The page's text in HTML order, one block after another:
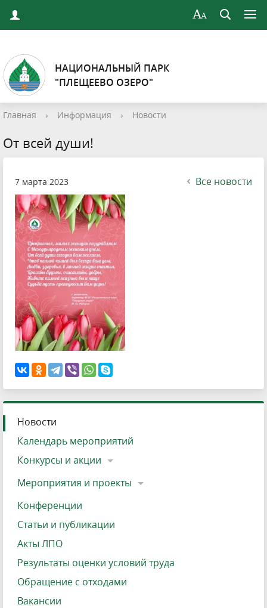
НАЦИОНАЛЬНЫЙ ПАРК
"ПЛЕЩЕЕВО ОЗЕРО"
Главная › Информация › Новости
От всей души!
7 марта 2023 Все новости
Новости
Календарь мероприятий
Конкурсы и акции
Мероприятия и проекты
Конференции
Статьи и публикации
Акты ЛПО
Результаты оценки условий труда
Обращение с отходами
Вакансии